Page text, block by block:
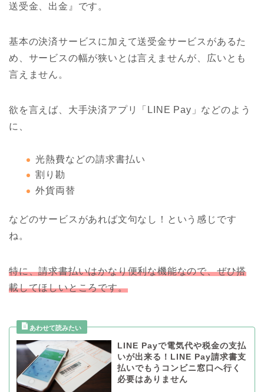
送受金、出金』です。
基本の決済サービスに加えて送受金サービスがあるた
め、サービスの幅が狭いとは言えませんが、広いとも
言えません。
欲を言えば、大手決済アプリ「LINE Pay」などのよう
に、
光熱費などの請求書払い
割り勘
外貨両替
などのサービスがあれば文句なし！という感じです
ね。
特に、請求書払いはかなり便利な機能なので、ぜひ搭
載してほしいところです。
LINE Payで電気代や税金の支払
いが出来る！LINE Pay請求書支
払いでもうコンビニ窓口へ行く
必要はありません